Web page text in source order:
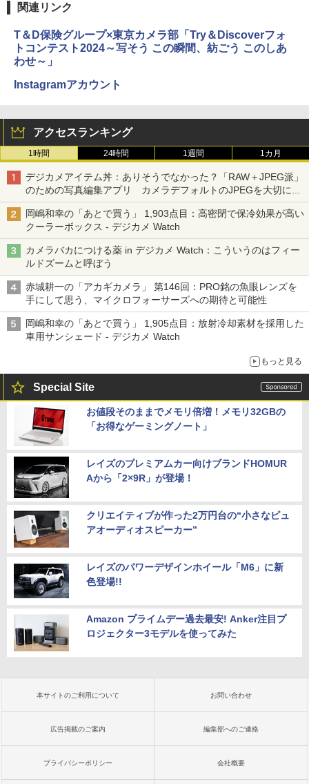
関連リンク
T＆D保険グループ×東京カメラ部「Try＆Discoverフォ
トコンテスト2024～写そう この瞬間、紡ごう このしあ
わせ～」
Instagramアカウント
アクセスランキング
1時間 24時間 1週間 1カ月
デジカメアイテム丼：ありそうでなかった？「RAW＋JPEG派」
のための写真編集アプリ カメラデフォルトのJPEGを大切にす
る「Filmator」
岡嶋和幸の「あとで買う」 1,903点目：高密閉で保冷効果が高い
クーラーボックス - デジカメ Watch
カメラバカにつける薬 in デジカメ Watch：こういうのはフィー
ルドズームと呼ぼう
赤城耕一の「アカギカメラ」 第146回：PRO銘の魚眼レンズを
手にして思う、マイクロフォーサーズへの期待と可能性
岡嶋和幸の「あとで買う」 1,905点目：放射冷却素材を採用した
車用サンシェード - デジカメ Watch
もっと見る
Special Site
お値段そのままでメモリ倍増！メモリ32GBの
「お得なゲーミングノート」
レイズのプレミアムカー向けブランドHOMUR
Aから「2×9R」が登場！
クリエイティブが作った2万円台の“小さなピュ
アオーディオスピーカー”
レイズのパワーデザインホイール「M6」に新
色登場!!
Amazon プライムデー過去最安! Anker注目プ
ロジェクター3モデルを使ってみた
本サイトのご利用について お問い合わせ
広告掲載のご案内 編集部へのご連絡
プライバシーポリシー 会社概要